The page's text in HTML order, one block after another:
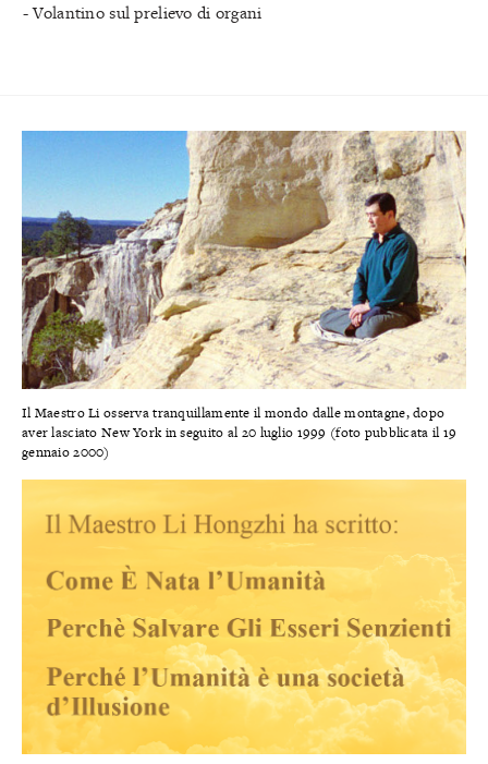
- Volantino sul prelievo di organi
Il Maestro Li osserva tranquillamente il mondo dalle montagne, dopo
aver lasciato New York in seguito al 20 luglio 1999 (foto pubblicata il 19
gennaio 2000)